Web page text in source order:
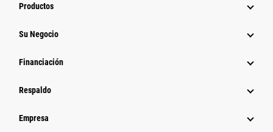
Productos
Su Negocio
Financiación
Respaldo
Empresa